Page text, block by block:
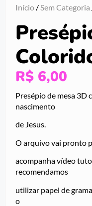
Início /Sem Categoria
R$ 6,00
Presépio de mesa 3D
nascimento
de Jesus.
O arquivo vai pronto
acompanha vídeo
recomendamos
utilizar papel de
o